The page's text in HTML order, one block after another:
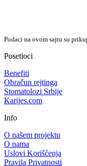
Podaci na ovom sajtu su
Posetioci
Benefiti
Obračun rejtinga
Stomatolozi Srbije
Karijes.com
Info
O našem projektu
O nama
Uslovi Korišćenja
Pravila Privatnosti